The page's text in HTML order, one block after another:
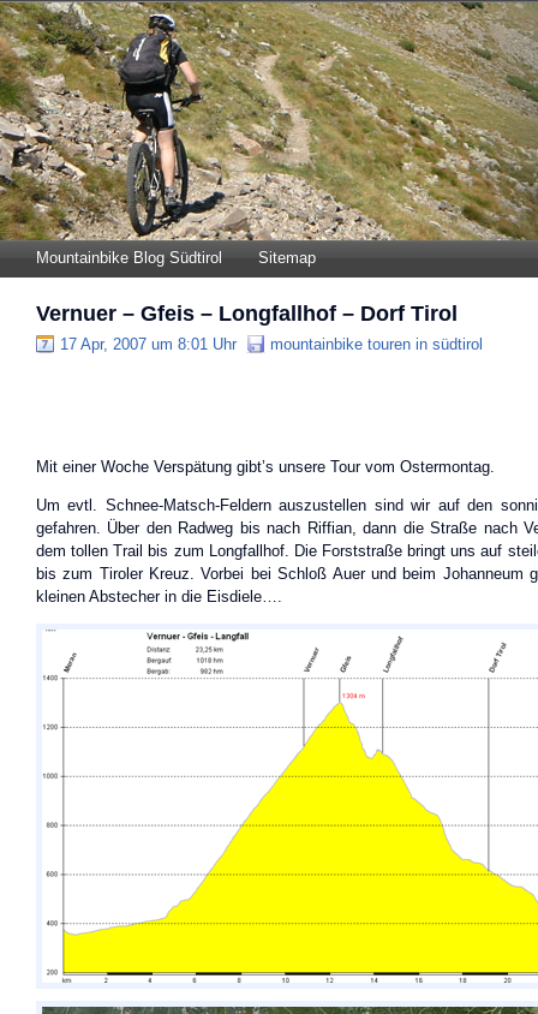
Mountainbike Blog Südtirol Sitemap
Vernuer – Gfeis – Longfallhof – Dorf Tirol
17 Apr, 2007 um 8:01 Uhr mountainbike touren in südtirol
Mit einer Woche Verspätung gibt’s unsere Tour vom Ostermontag.
Um evtl. Schnee-Matsch-Feldern auszustellen sind wir auf den
gefahren. Über den Radweg bis nach Riffian, dann die Straße nach
dem tollen Trail bis zum Longfallhof. Die Forststraße bringt uns auf
bis zum Tiroler Kreuz. Vorbei bei Schloß Auer und beim Johanneum
kleinen Abstecher in die Eisdiele….